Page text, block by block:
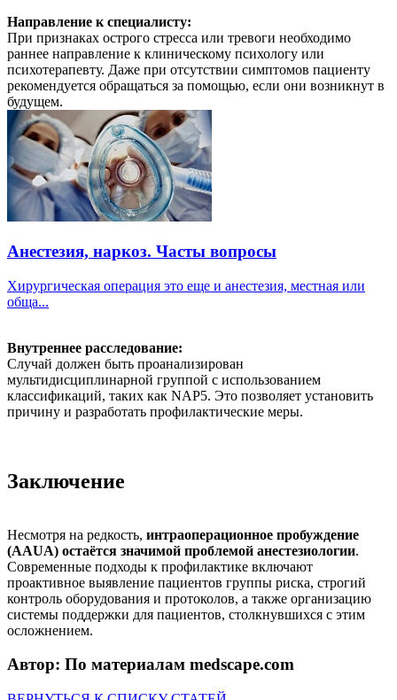
Направление к специалисту:
При признаках острого стресса или тревоги необходимо
раннее направление к клиническому психологу или
психотерапевту. Даже при отсутствии симптомов пациенту
рекомендуется обращаться за помощью, если они возникнут в
будущем.
Анестезия, наркоз. Часты вопросы
Хирургическая операция это еще и анестезия, местная или
обща...
Внутреннее расследование:
Случай должен быть проанализирован
мультидисциплинарной группой с использованием
классификаций, таких как NAP5. Это позволяет установить
причину и разработать профилактические меры.
Заключение
Несмотря на редкость, интраоперационное пробуждение
(AAUA) остаётся значимой проблемой анестезиологии.
Современные подходы к профилактике включают
проактивное выявление пациентов группы риска, строгий
контроль оборудования и протоколов, а также организацию
системы поддержки для пациентов, столкнувшихся с этим
осложнением.
Автор: По материалам medscape.com